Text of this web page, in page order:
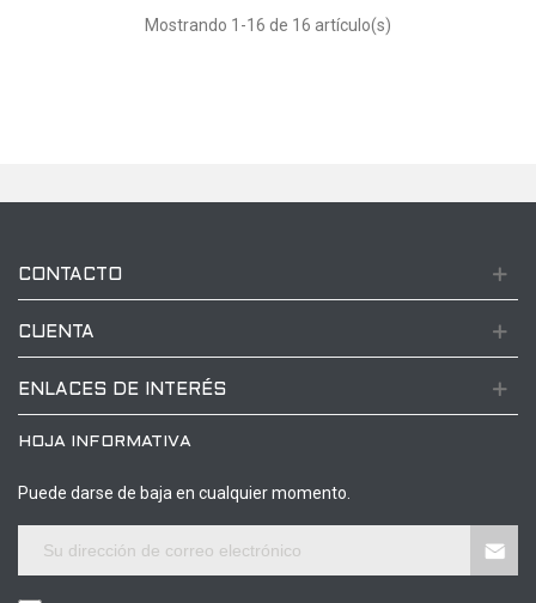
Mostrando 1 -16 de 16 artículo(s)
CONTACTO
CUENTA
ENLACES DE INTERÉS
HOJA INFORMATIVA
Puede darse de baja en cualquier momento.